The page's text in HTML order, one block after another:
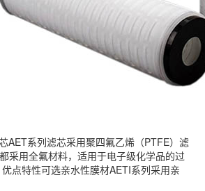
AET系列滤芯采用聚四氟乙烯（PTFE）滤
采用全氟材料，适用于电子级化学品的过
点特性可选亲水性膜材AETI系列采用亲